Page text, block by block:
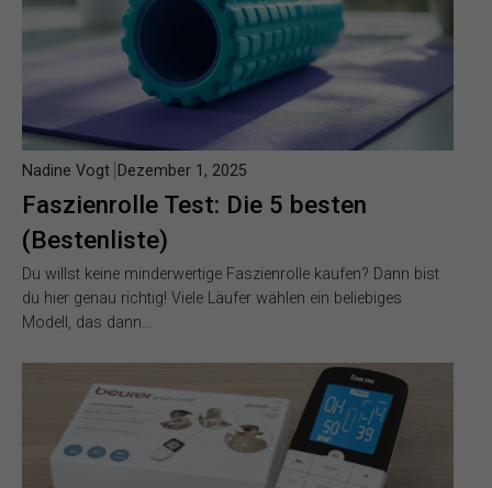
Faszienrolle Test: Die 5 besten
(Bestenliste)
Nadine Vogt Dezember 1, 2025
Du willst keine minderwertige Faszienrolle kaufen? Dann bist
du hier genau richtig! Viele Läufer wählen ein beliebiges
Modell, das dann…